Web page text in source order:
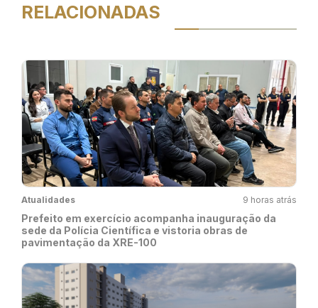
RELACIONADAS
Atualidades 9 horas atrás
Prefeito em exercício acompanha inauguração da
sede da Polícia Científica e vistoria obras de
pavimentação da XRE-100